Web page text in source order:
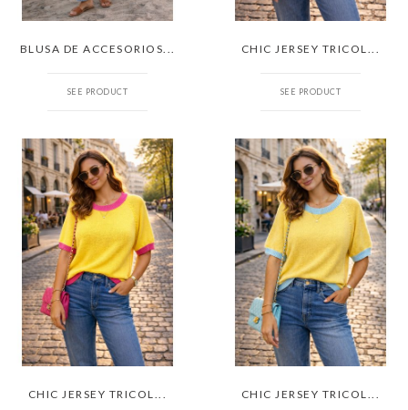
BLUSA DE ACCESORIOS...
SEE PRODUCT
CHIC JERSEY TRICOL...
SEE PRODUCT
CHIC JERSEY TRICOL... CHIC JERSEY TRICOL...